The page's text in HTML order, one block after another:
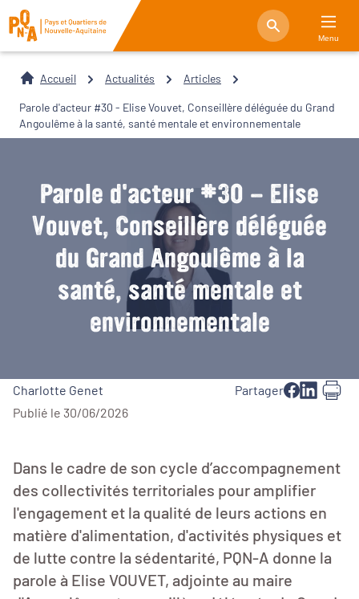
Menu
Accueil Actualités Articles
Parole d'acteur #30 - Elise Vouvet, Conseillère déléguée du Grand
Angoulême à la santé, santé mentale et environnementale
Parole d'acteur #30 - Elise
Vouvet, Conseillère déléguée
du Grand Angoulême à la
santé, santé mentale et
environnementale
Charlotte Genet
Publié le 30/06/2026
Partager
Dans le cadre de son cycle d’accompagnement
des collectivités territoriales pour amplifier
l'engagement et la qualité de leurs actions en
matière d'alimentation, d'activités physiques et
de lutte contre la sédentarité, PQN-A donne la
parole à Elise VOUVET, adjointe au maire